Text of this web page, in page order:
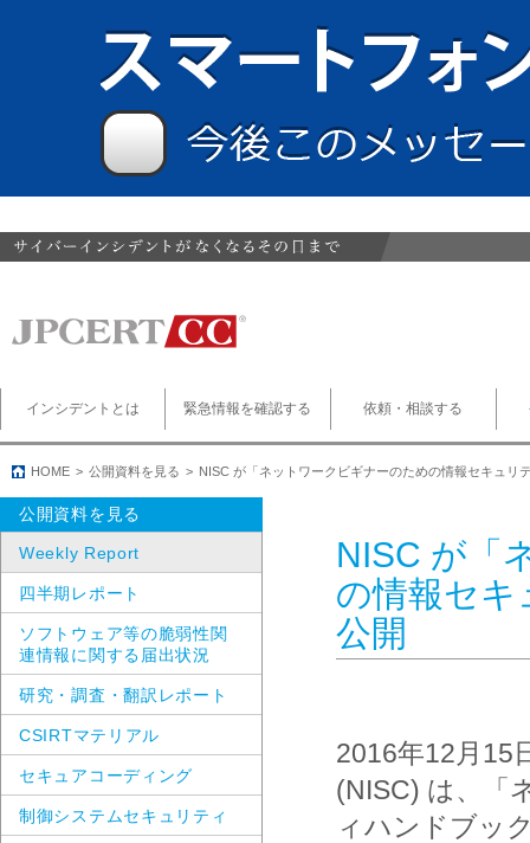
インシデントとは 緊急情報を確認する 依頼・相談する
HOME 公開資料を見る NISC が「ネットワークビギナーのための情報セキュリ
NISC が「
の情報セ
公開
2016年12月15
(NISC) は、「
ィハンドブッ
公開資料を見る
Weekly Report
四半期レポート
ソフトウェア等の脆弱性関
連情報に関する届出状況
研究・調査・翻訳レポート
CSIRTマテリアル
セキュアコーディング
制御システムセキュリティ